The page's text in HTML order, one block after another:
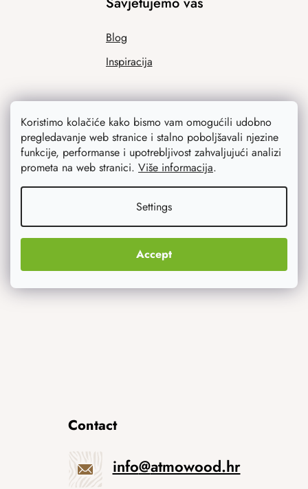
Koristimo kolačiće kako bismo vam omogućili udobno
pregledavanje web stranice i stalno poboljšavali njezine
funkcije, performanse i upotrebljivost zahvaljujući analizi
prometa na web stranici. Više informacija.
Settings
Accept
Blog
Inspiracija
Ono što vas najviše zanima
Noviteti
Originalni pokloni
Contact
info@atmowood.hr